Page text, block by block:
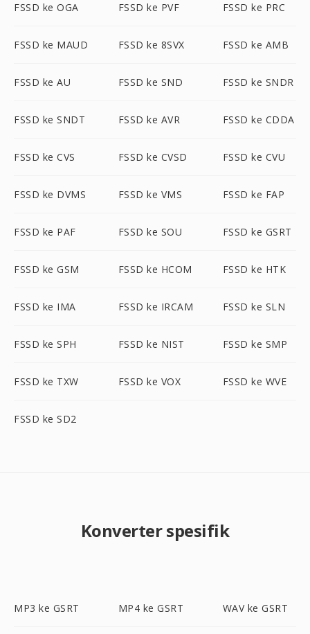
FSSD ke OGA FSSD ke PVF FSSD ke PRC
FSSD ke MAUD FSSD ke 8SVX FSSD ke AMB
FSSD ke AU FSSD ke SND FSSD ke SNDR
FSSD ke SNDT FSSD ke AVR FSSD ke CDDA
FSSD ke CVS FSSD ke CVSD FSSD ke CVU
FSSD ke DVMS FSSD ke VMS FSSD ke FAP
FSSD ke PAF FSSD ke SOU FSSD ke GSRT
FSSD ke GSM FSSD ke HCOM FSSD ke HTK
FSSD ke IMA FSSD ke IRCAM FSSD ke SLN
FSSD ke SPH FSSD ke NIST FSSD ke SMP
FSSD ke TXW FSSD ke VOX FSSD ke WVE
FSSD ke SD2
Konverter spesifik
MP3 ke GSRT MP4 ke GSRT WAV ke GSRT